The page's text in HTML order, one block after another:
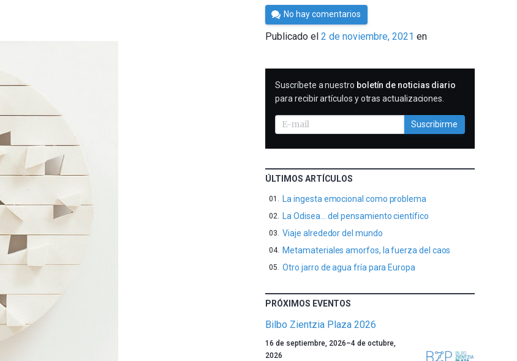
Por
César
Tomé
No hay comentarios
Publicado el2 de noviembre, 2021 en
SUSCRIBIRME
Suscríbete a nuestro boletín de noticias diario
para recibir artículos y otras actualizaciones.
Suscribirme
ÚLTIMOS ARTÍCULOS
La ingesta emocional como problema
La Odisea… del pensamiento científico
Viaje alrededor del mundo
Metamateriales amorfos, la fuerza del caos
Otro jarro de agua fría para Europa
PRÓXIMOS EVENTOS
Bilbo Zientzia Plaza 2026
Un
año
16 de septiembre, 2026–4 de octubre,
2026